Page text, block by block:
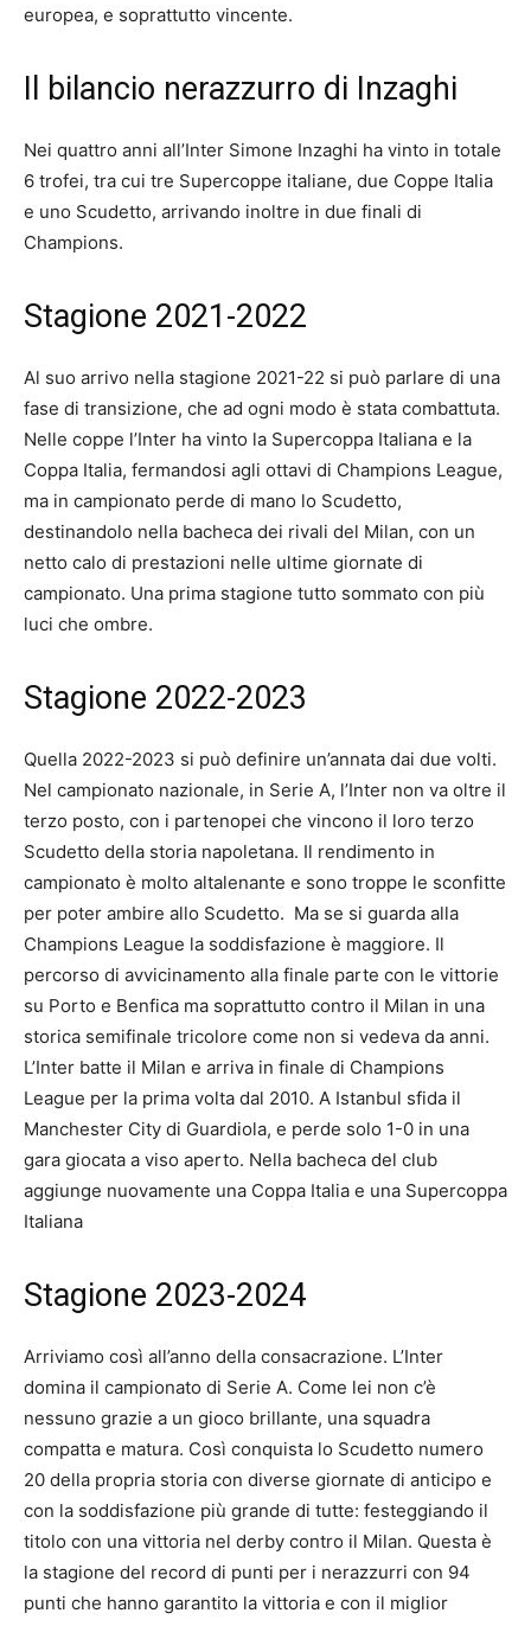
europea, e soprattutto vincente.
Il bilancio nerazzurro di Inzaghi
Nei quattro anni all’Inter Simone Inzaghi ha vinto in totale
6 trofei, tra cui tre Supercoppe italiane, due Coppe Italia
e uno Scudetto, arrivando inoltre in due finali di
Champions.
Stagione 2021-2022
Al suo arrivo nella stagione 2021-22 si può parlare di una
fase di transizione, che ad ogni modo è stata combattuta.
Nelle coppe l’Inter ha vinto la Supercoppa Italiana e la
Coppa Italia, fermandosi agli ottavi di Champions League,
ma in campionato perde di mano lo Scudetto,
destinandolo nella bacheca dei rivali del Milan, con un
netto calo di prestazioni nelle ultime giornate di
campionato. Una prima stagione tutto sommato con più
luci che ombre.
Stagione 2022-2023
Quella 2022-2023 si può definire un’annata dai due volti.
Nel campionato nazionale, in Serie A, l’Inter non va oltre il
terzo posto, con i partenopei che vincono il loro terzo
Scudetto della storia napoletana. Il rendimento in
campionato è molto altalenante e sono troppe le sconfitte
per poter ambire allo Scudetto. Ma se si guarda alla
Champions League la soddisfazione è maggiore. Il
percorso di avvicinamento alla finale parte con le vittorie
su Porto e Benfica ma soprattutto contro il Milan in una
storica semifinale tricolore come non si vedeva da anni.
L’Inter batte il Milan e arriva in finale di Champions
League per la prima volta dal 2010. A Istanbul sfida il
Manchester City di Guardiola, e perde solo 1-0 in una
gara giocata a viso aperto. Nella bacheca del club
aggiunge nuovamente una Coppa Italia e una Supercoppa
Italiana
Stagione 2023-2024
Arriviamo così all’anno della consacrazione. L’Inter
domina il campionato di Serie A. Come lei non c’è
nessuno grazie a un gioco brillante, una squadra
compatta e matura. Così conquista lo Scudetto numero
20 della propria storia con diverse giornate di anticipo e
con la soddisfazione più grande di tutte: festeggiando il
titolo con una vittoria nel derby contro il Milan. Questa è
la stagione del record di punti per i nerazzurri con 94
punti che hanno garantito la vittoria e con il miglior